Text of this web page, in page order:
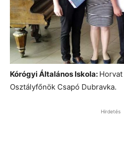
Kórógyi Általános Iskola:
Osztályfőnök Csapó Dubravka.
Hirdetés